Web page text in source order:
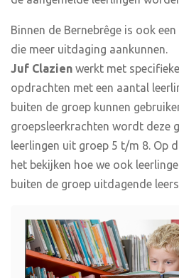
Binnen de Bernebrêge is ook
die meer uitdaging aankunnen.
Juf Clazien werkt met
opdrachten met een aantal
buiten de groep kunnen
groepsleerkrachten wordt deze
leerlingen uit groep 5 t/m 8. Op
het bekijken hoe we ook
buiten de groep uitdagende